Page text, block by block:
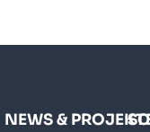
NEWS &